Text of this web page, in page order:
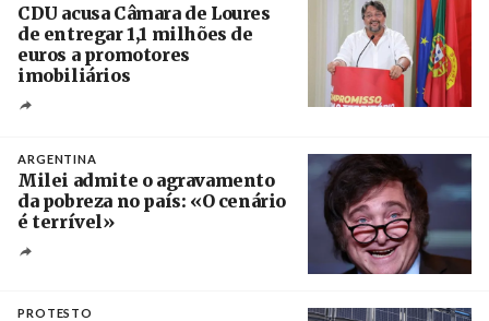
CDU acusa Câmara de Loures
de entregar 1,1 milhões de
euros a promotores
imobiliários
ARGENTINA
Milei admite o agravamento
da pobreza no país: «O cenário
é terrível»
PROTESTO